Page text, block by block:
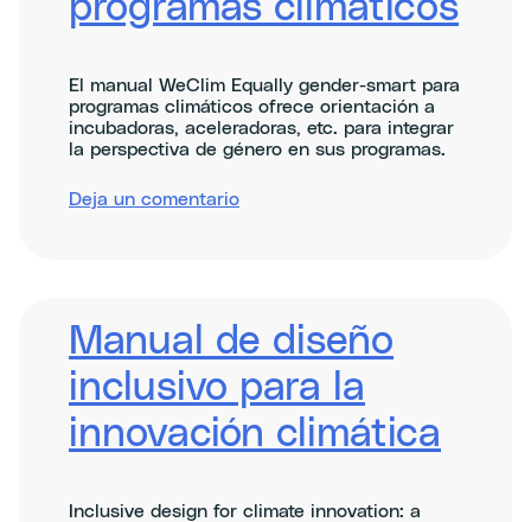
programas climáticos
El manual WeClim Equally gender-smart para
programas climáticos ofrece orientación a
incubadoras, aceleradoras, etc. para integrar
la perspectiva de género en sus programas.
Deja un comentariosobre
programmes
Manual de diseño
inclusivo para la
innovación climática
Inclusive design for climate innovation: a